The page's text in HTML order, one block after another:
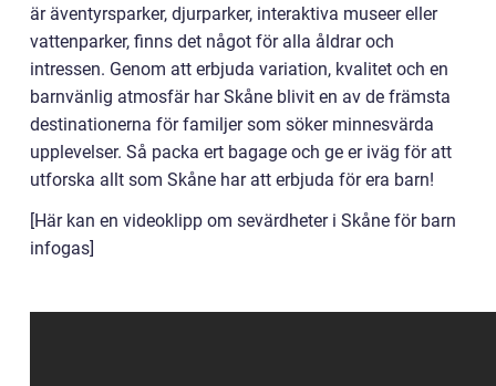
är äventyrsparker, djurparker, interaktiva museer eller
vattenparker, finns det något för alla åldrar och
intressen. Genom att erbjuda variation, kvalitet och en
barnvänlig atmosfär har Skåne blivit en av de främsta
destinationerna för familjer som söker minnesvärda
upplevelser. Så packa ert bagage och ge er iväg för att
utforska allt som Skåne har att erbjuda för era barn!
[Här kan en videoklipp om sevärdheter i Skåne för barn
infogas]